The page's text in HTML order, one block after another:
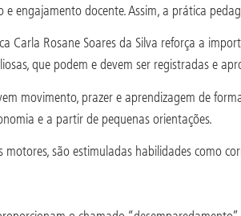
engajamento docente. Assim, a prática
Carla Rosane Soares da Silva reforça a
que podem e devem ser registradas e
movimento, prazer e aprendizagem de
e a partir de pequenas orientações.
são estimuladas habilidades como